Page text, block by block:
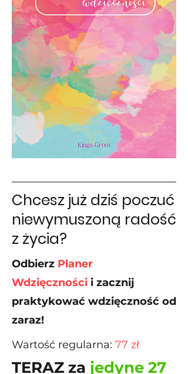
Chcesz już dziś poczuć
niewymuszoną radość
z życia?
Odbierz Planer
Wdzięczności i zacznij
praktykować wdzięczność od
zaraz!
Wartość regularna: 77 zł
TERAZ za jedyne 27